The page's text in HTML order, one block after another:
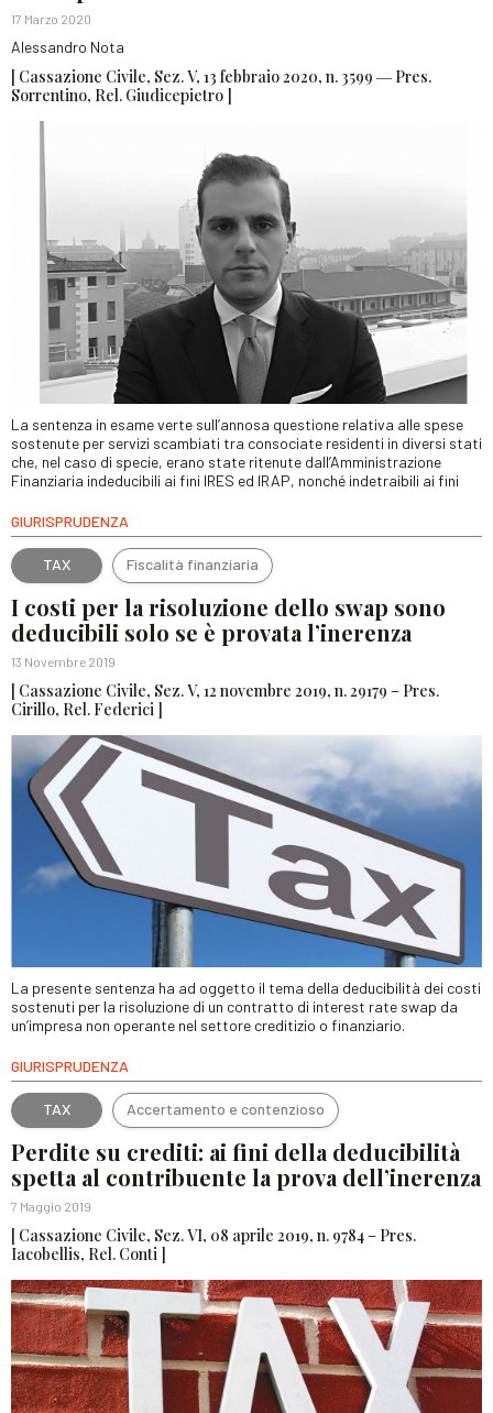
17 Marzo 2020
Alessandro Nota
[ Cassazione Civile, Sez. V, 13 febbraio 2020, n. 3599 ― Pres.
Sorrentino, Rel. Giudicepietro ]
La sentenza in esame verte sull’annosa questione relativa alle spese
sostenute per servizi scambiati tra consociate residenti in diversi stati
che, nel caso di specie, erano state ritenute dall’Amministrazione
Finanziaria indeducibili ai fini IRES ed IRAP, nonché indetraibili ai fini
GIURISPRUDENZA
TAX Fiscalità finanziaria
I costi per la risoluzione dello swap sono
deducibili solo se è provata l’inerenza
13 Novembre 2019
[ Cassazione Civile, Sez. V, 12 novembre 2019, n. 29179 – Pres.
Cirillo, Rel. Federici ]
La presente sentenza ha ad oggetto il tema della deducibilità dei costi
sostenuti per la risoluzione di un contratto di interest rate swap da
un’impresa non operante nel settore creditizio o finanziario.
GIURISPRUDENZA
TAX Accertamento e contenzioso
Perdite su crediti: ai fini della deducibilità
spetta al contribuente la prova dell’inerenza
7 Maggio 2019
[ Cassazione Civile, Sez. VI, 08 aprile 2019, n. 9784 – Pres.
Iacobellis, Rel. Conti ]